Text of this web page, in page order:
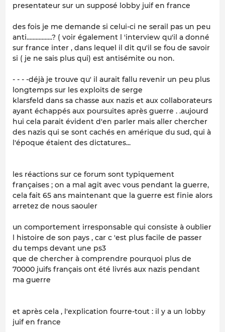
presentateur sur un supposé lobby juif en france
des fois je me demande si celui-ci ne serail pas un peu
anti.................? ( voir également l 'interview qu'il a donné
sur france inter , dans lequel il dit qu'il se fou de savoir
si ( je ne sais plus qui) est antisémite ou non.
- - - -déjà je trouve qu' il aurait fallu revenir un peu plus
longtemps sur les exploits de serge
klarsfeld dans sa chasse aux nazis et aux collaborateurs
ayant échappés aux poursuites après guerre . .aujourd
hui cela parait évident d'en parler mais aller chercher
des nazis qui se sont cachés en amérique du sud, qui à
l'époque étaient des dictatures...
les réactions sur ce forum sont typiquement
françaises ; on a mal agit avec vous pendant la guerre,
cela fait 65 ans maintenant que la guerre est finie alors
arretez de nous saouler
un comportement irresponsable qui consiste à oublier
l histoire de son pays , car c 'est plus facile de passer
du temps devant une ps3
que de chercher à comprendre pourquoi plus de
70000 juifs français ont été livrés aux nazis pendant
ma guerre
et après cela , l'explication fourre-tout : il y a un lobby
juif en france